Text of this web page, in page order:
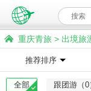
重庆青旅 > 出境旅
推荐排序
全部 跟团游（0